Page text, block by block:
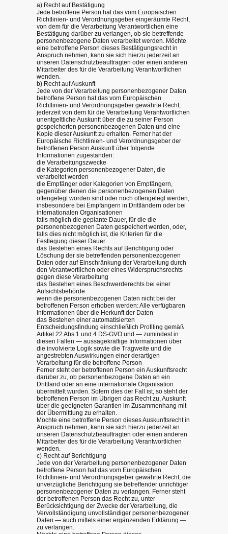
a) Recht auf Bestätigung
Jede betroffene Person hat das vom Europäischen
Richtlinien- und Verordnungsgeber eingeräumte Recht,
von dem für die Verarbeitung Verantwortlichen eine
Bestätigung darüber zu verlangen, ob sie betreffende
personenbezogene Daten verarbeitet werden. Möchte
eine betroffene Person dieses Bestätigungsrecht in
Anspruch nehmen, kann sie sich hierzu jederzeit an
unseren Datenschutzbeauftragten oder einen anderen
Mitarbeiter des für die Verarbeitung Verantwortlichen
wenden.
b) Recht auf Auskunft
Jede von der Verarbeitung personenbezogener Daten
betroffene Person hat das vom Europäischen
Richtlinien- und Verordnungsgeber gewährte Recht,
jederzeit von dem für die Verarbeitung Verantwortlichen
unentgeltliche Auskunft über die zu seiner Person
gespeicherten personenbezogenen Daten und eine
Kopie dieser Auskunft zu erhalten. Ferner hat der
Europäische Richtlinien- und Verordnungsgeber der
betroffenen Person Auskunft über folgende
Informationen zugestanden:
die Verarbeitungszwecke
die Kategorien personenbezogener Daten, die
verarbeitet werden
die Empfänger oder Kategorien von Empfängern,
gegenüber denen die personenbezogenen Daten
offengelegt worden sind oder noch offengelegt werden,
insbesondere bei Empfängern in Drittländern oder bei
internationalen Organisationen
falls möglich die geplante Dauer, für die die
personenbezogenen Daten gespeichert werden, oder,
falls dies nicht möglich ist, die Kriterien für die
Festlegung dieser Dauer
das Bestehen eines Rechts auf Berichtigung oder
Löschung der sie betreffenden personenbezogenen
Daten oder auf Einschränkung der Verarbeitung durch
den Verantwortlichen oder eines Widerspruchsrechts
gegen diese Verarbeitung
das Bestehen eines Beschwerderechts bei einer
Aufsichtsbehörde
wenn die personenbezogenen Daten nicht bei der
betroffenen Person erhoben werden: Alle verfügbaren
Informationen über die Herkunft der Daten
das Bestehen einer automatisierten
Entscheidungsfindung einschließlich Profiling gemäß
Artikel 22 Abs.1 und 4 DS-GVO und — zumindest in
diesen Fällen — aussagekräftige Informationen über
die involvierte Logik sowie die Tragweite und die
angestrebten Auswirkungen einer derartigen
Verarbeitung für die betroffene Person
Ferner steht der betroffenen Person ein Auskunftsrecht
darüber zu, ob personenbezogene Daten an ein
Drittland oder an eine internationale Organisation
übermittelt wurden. Sofern dies der Fall ist, so steht der
betroffenen Person im Übrigen das Recht zu, Auskunft
über die geeigneten Garantien im Zusammenhang mit
der Übermittlung zu erhalten.
Möchte eine betroffene Person dieses Auskunftsrecht in
Anspruch nehmen, kann sie sich hierzu jederzeit an
unseren Datenschutzbeauftragten oder einen anderen
Mitarbeiter des für die Verarbeitung Verantwortlichen
wenden.
c) Recht auf Berichtigung
Jede von der Verarbeitung personenbezogener Daten
betroffene Person hat das vom Europäischen
Richtlinien- und Verordnungsgeber gewährte Recht, die
unverzügliche Berichtigung sie betreffender unrichtiger
personenbezogener Daten zu verlangen. Ferner steht
der betroffenen Person das Recht zu, unter
Berücksichtigung der Zwecke der Verarbeitung, die
Vervollständigung unvollständiger personenbezogener
Daten — auch mittels einer ergänzenden Erklärung —
zu verlangen.